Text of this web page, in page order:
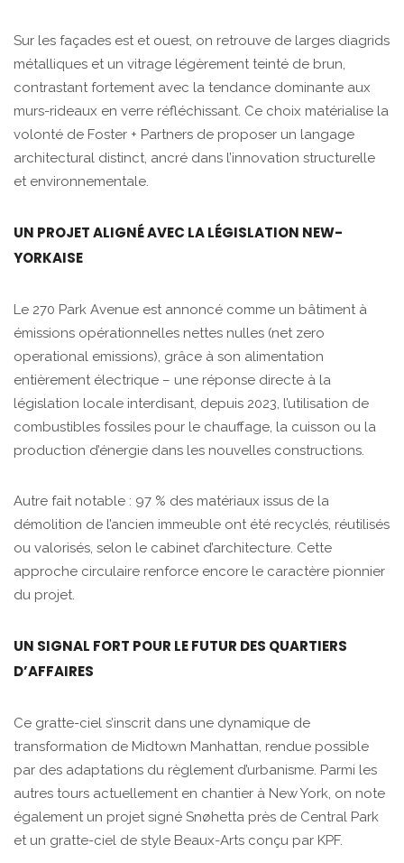
Sur les façades est et ouest, on retrouve de larges diagrids
métalliques et un vitrage légèrement teinté de brun,
contrastant fortement avec la tendance dominante aux
murs-rideaux en verre réfléchissant. Ce choix matérialise la
volonté de Foster + Partners de proposer un langage
architectural distinct, ancré dans l’innovation structurelle
et environnementale.
UN PROJET ALIGNÉ AVEC LA LÉGISLATION NEW-
YORKAISE
Le 270 Park Avenue est annoncé comme un bâtiment à
émissions opérationnelles nettes nulles (net zero
operational emissions), grâce à son alimentation
entièrement électrique – une réponse directe à la
législation locale interdisant, depuis 2023, l’utilisation de
combustibles fossiles pour le chauffage, la cuisson ou la
production d’énergie dans les nouvelles constructions.
Autre fait notable : 97 % des matériaux issus de la
démolition de l’ancien immeuble ont été recyclés, réutilisés
ou valorisés, selon le cabinet d’architecture. Cette
approche circulaire renforce encore le caractère pionnier
du projet.
UN SIGNAL FORT POUR LE FUTUR DES QUARTIERS
D’AFFAIRES
Ce gratte-ciel s’inscrit dans une dynamique de
transformation de Midtown Manhattan, rendue possible
par des adaptations du règlement d’urbanisme. Parmi les
autres tours actuellement en chantier à New York, on note
également un projet signé Snøhetta près de Central Park
et un gratte-ciel de style Beaux-Arts conçu par KPF.